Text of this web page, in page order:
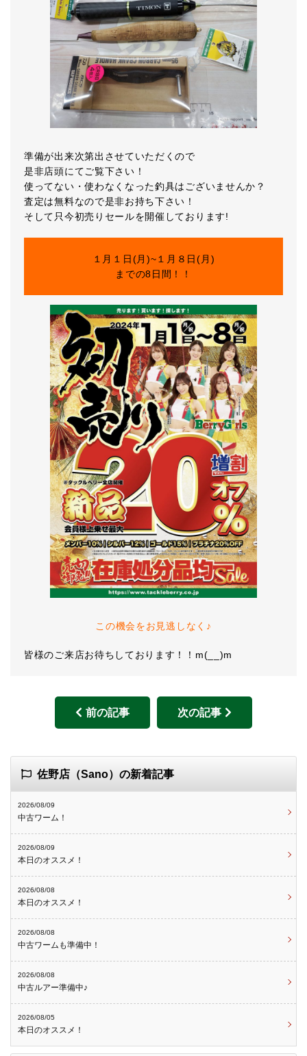
準備が出来次第出させていただくので
是非店頭にてご覧下さい！
使ってない・使わなくなった釣具はございませんか？
査定は無料なので是非お持ち下さい！
そして只今初売りセールを開催しております!
１月１日(月)~１月８日(月)
までの8日間！！
この機会をお見逃しなく♪
皆様のご来店お待ちしております！！m(__)m
前の記事 次の記事
佐野店（Sano）の新着記事
2026/08/09
中古ワーム！
2026/08/09
本日のオススメ！
2026/08/08
本日のオススメ！
2026/08/08
中古ワームも準備中！
2026/08/08
中古ルアー準備中♪
2026/08/05
本日のオススメ！